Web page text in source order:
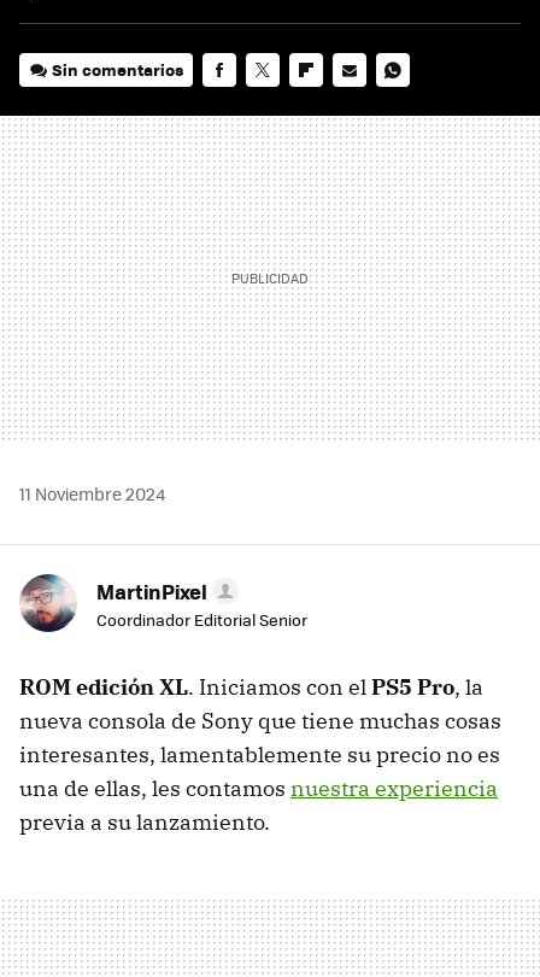
Sin comentarios
MAIL
11 Noviembre 2024
MartinPixel
Coordinador Editorial Senior
ROM edición XL. Iniciamos con elPS5 Pro, la
nueva consola de Sony que tiene muchas cosas
interesantes, lamentablemente su precio no es
una de ellas, les contamos nuestra experiencia
previa a su lanzamiento.